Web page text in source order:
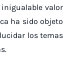
inigualable valor
ha sido objeto
los temas